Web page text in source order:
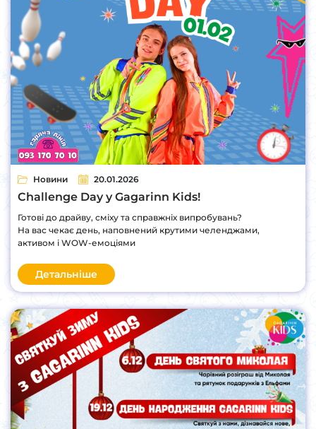
Новини 20.01.2026
Challenge Day у Gagarinn Kids!
Готові до драйву, сміху та справжніх випробувань?
На вас чекає день, наповнений крутими челенджами,
активом і WOW-емоціями
Детальніше